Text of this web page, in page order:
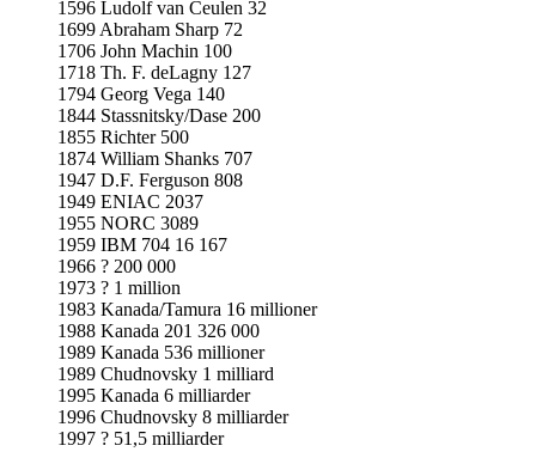
1596 Ludolf van Ceulen 32
1699 Abraham Sharp 72
1706 John Machin 100
1718 Th. F. deLagny 127
1794 Georg Vega 140
1844 Stassnitsky/Dase 200
1855 Richter 500
1874 William Shanks 707
1947 D.F. Ferguson 808
1949 ENIAC 2037
1955 NORC 3089
1959 IBM 704 16 167
1966 ? 200 000
1973 ? 1 million
1983 Kanada/Tamura 16 millioner
1988 Kanada 201 326 000
1989 Kanada 536 millioner
1989 Chudnovsky 1 milliard
1995 Kanada 6 milliarder
1996 Chudnovsky 8 milliarder
1997 ? 51,5 milliarder